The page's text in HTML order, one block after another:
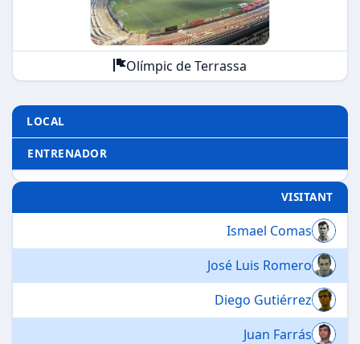
Olímpic de Terrassa
LOCAL
ENTRENADOR
VISITANT
Ismael Comas
José Luis Romero
Diego Gutiérrez
Juan Farrás